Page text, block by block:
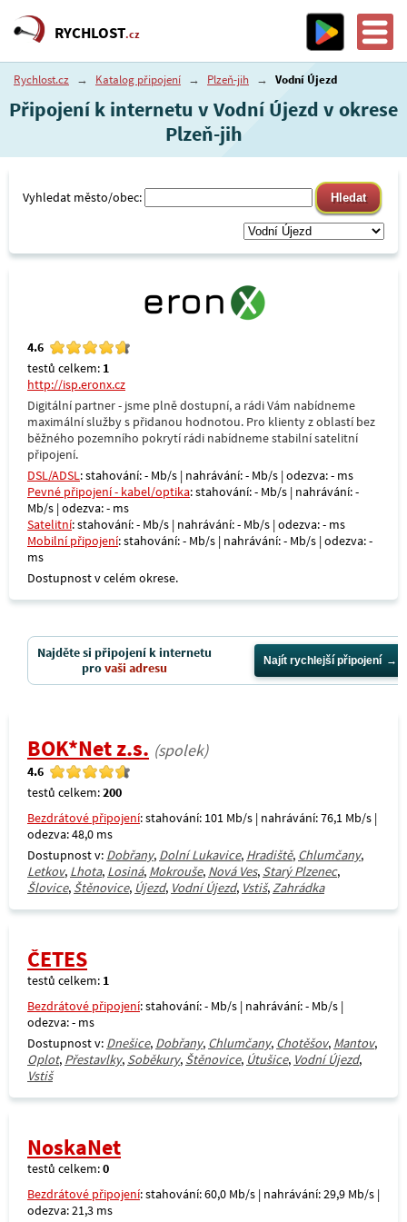
RYCHLOST.cz
Rychlost.cz → Katalog připojení → Plzeň-jih → Vodní Újezd
Připojení k internetu v Vodní Újezd v okrese
Plzeň-jih
Vyhledat město/obec:
4.6
testů celkem: 1
http://isp.eronx.cz
Digitální partner - jsme plně dostupní, a rádi Vám nabídneme
maximální služby s přidanou hodnotou. Pro klienty z oblastí bez
běžného pozemního pokrytí rádi nabídneme stabilní satelitní
připojení.
DSL/ADSL: stahování: - Mb/s | nahrávání: - Mb/s | odezva: - ms
Pevné připojení - kabel/optika: stahování: - Mb/s | nahrávání: -
Mb/s | odezva: - ms
Satelitní: stahování: - Mb/s | nahrávání: - Mb/s | odezva: - ms
Mobilní připojení: stahování: - Mb/s | nahrávání: - Mb/s | odezva: -
ms
Dostupnost v celém okrese.
Najděte si připojení k internetu
provaši adresu Najít rychlejší připojení
BOK*Net z.s. (spolek)
4.6
testů celkem:200
Bezdrátové připojení: stahování: 101 Mb/s | nahrávání: 76,1 Mb/s |
odezva: 48,0 ms
Dostupnost v: Dobřany, Dolní Lukavice, Hradiště, Chlumčany,
Letkov, Lhota, Losiná, Mokrouše, Nová Ves, Starý Plzenec,
Šlovice, Štěnovice, Újezd, Vodní Újezd, Vstiš,Zahrádka
ČETES
testů celkem: 1
Bezdrátové připojení: stahování: - Mb/s | nahrávání: - Mb/s |
odezva: - ms
Dostupnost v: Dnešice, Dobřany, Chlumčany, Chotěšov, Mantov,
Oplot, Přestavlky, Soběkury, Štěnovice, Útušice, Vodní Újezd,
Vstiš
NoskaNet
testů celkem:0
Bezdrátové připojení: stahování: 60,0 Mb/s | nahrávání: 29,9 Mb/s |
odezva: 21,3 ms